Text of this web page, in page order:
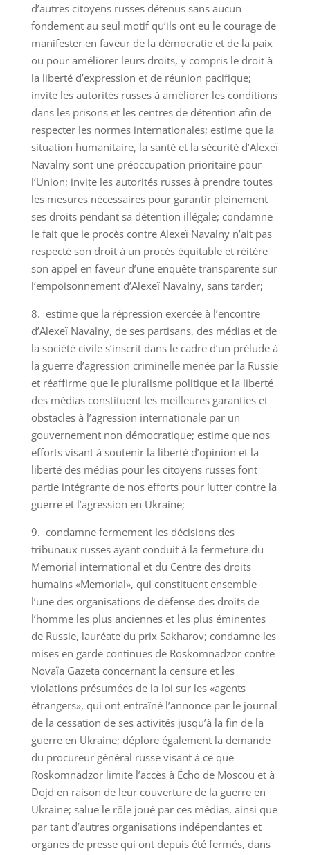
d’autres citoyens russes détenus sans aucun
fondement au seul motif qu’ils ont eu le courage de
manifester en faveur de la démocratie et de la paix
ou pour améliorer leurs droits, y compris le droit à
la liberté d’expression et de réunion pacifique;
invite les autorités russes à améliorer les conditions
dans les prisons et les centres de détention afin de
respecter les normes internationales; estime que la
situation humanitaire, la santé et la sécurité d’Alexeï
Navalny sont une préoccupation prioritaire pour
l’Union; invite les autorités russes à prendre toutes
les mesures nécessaires pour garantir pleinement
ses droits pendant sa détention illégale; condamne
le fait que le procès contre Alexeï Navalny n’ait pas
respecté son droit à un procès équitable et réitère
son appel en faveur d’une enquête transparente sur
l’empoisonnement d’Alexeï Navalny, sans tarder;
8. estime que la répression exercée à l’encontre
d’Alexeï Navalny, de ses partisans, des médias et de
la société civile s’inscrit dans le cadre d’un prélude à
la guerre d’agression criminelle menée par la Russie
et réaffirme que le pluralisme politique et la liberté
des médias constituent les meilleures garanties et
obstacles à l’agression internationale par un
gouvernement non démocratique; estime que nos
efforts visant à soutenir la liberté d’opinion et la
liberté des médias pour les citoyens russes font
partie intégrante de nos efforts pour lutter contre la
guerre et l’agression en Ukraine;
9. condamne fermement les décisions des
tribunaux russes ayant conduit à la fermeture du
Memorial international et du Centre des droits
humains «Memorial», qui constituent ensemble
l’une des organisations de défense des droits de
l’homme les plus anciennes et les plus éminentes
de Russie, lauréate du prix Sakharov; condamne les
mises en garde continues de Roskomnadzor contre
Novaïa Gazeta concernant la censure et les
violations présumées de la loi sur les «agents
étrangers», qui ont entraîné l’annonce par le journal
de la cessation de ses activités jusqu’à la fin de la
guerre en Ukraine; déplore également la demande
du procureur général russe visant à ce que
Roskomnadzor limite l’accès à Écho de Moscou et à
Dojd en raison de leur couverture de la guerre en
Ukraine; salue le rôle joué par ces médias, ainsi que
par tant d’autres organisations indépendantes et
organes de presse qui ont depuis été fermés, dans